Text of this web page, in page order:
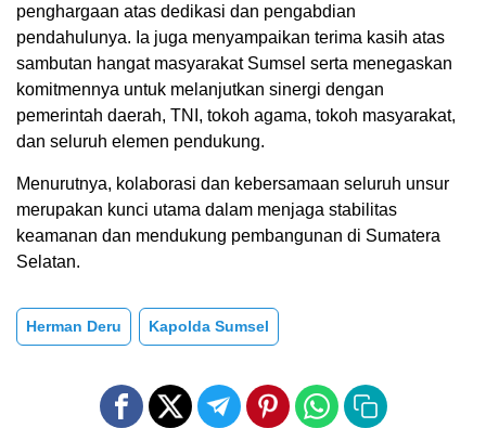
penghargaan atas dedikasi dan pengabdian
pendahulunya. Ia juga menyampaikan terima kasih atas
sambutan hangat masyarakat Sumsel serta menegaskan
komitmennya untuk melanjutkan sinergi dengan
pemerintah daerah, TNI, tokoh agama, tokoh masyarakat,
dan seluruh elemen pendukung.
Menurutnya, kolaborasi dan kebersamaan seluruh unsur
merupakan kunci utama dalam menjaga stabilitas
keamanan dan mendukung pembangunan di Sumatera
Selatan.
Herman Deru Kapolda Sumsel